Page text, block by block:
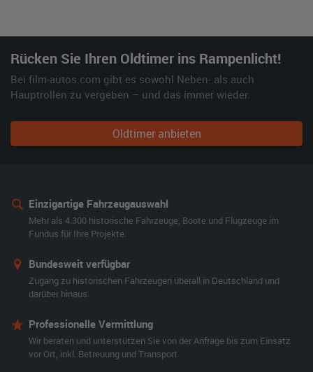
Rücken Sie Ihren Oldtimer ins Rampenlicht!
Bei film-autos.com gibt es sowohl Neben- als auch
Hauptrollen zu vergeben – und das immer wieder.
Oldtimer anbieten
Einzigartige Fahrzeugauswahl
Mehr als 4.300 historische Fahrzeuge, Boote und Flugzeuge im
Fundus für Ihre Projekte.
Bundesweit verfügbar
Zugang zu historischen Fahrzeugen überall in Deutschland und
darüber hinaus.
Professionelle Vermittlung
Wir beraten und unterstützen Sie von der Anfrage bis zum Einsatz
vor Ort, inkl. Betreuung und Transport.